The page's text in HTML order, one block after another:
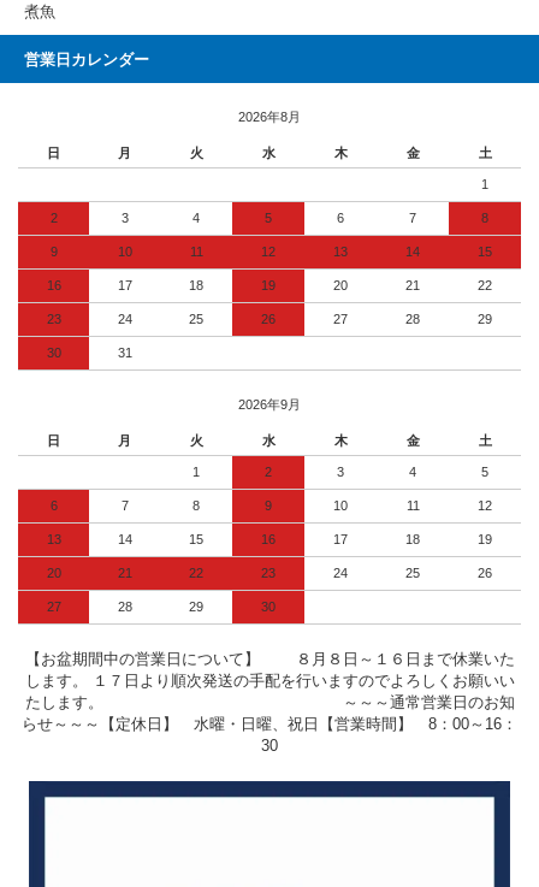
煮魚
営業日カレンダー
2026年8月
日 月 火 水 木 金 土
1
2 3 4 5 6 7 8
9 10 11 12 13 14 15
16 17 18 19 20 21 22
23 24 25 26 27 28 29
30 31
2026年9月
日 月 火 水 木 金 土
1 2 3 4 5
6 7 8 9 10 11 12
13 14 15 16 17 18 19
20 21 22 23 24 25 26
27 28 29 30
【お盆期間中の営業日について】 ８月８日～１６日まで休業いた
します。 １７日より順次発送の手配を行いますのでよろしくお願いい
たします。 ～～～通常営業日のお知
らせ～～～【定休日】 水曜・日曜、祝日【営業時間】 8：00～16：
30